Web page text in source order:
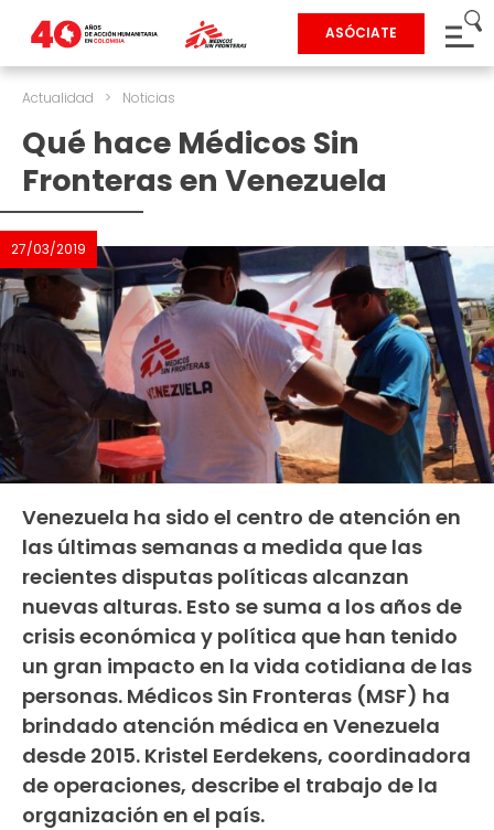
ASÓCIATE
Actualidad > Noticias
Qué hace Médicos Sin
Fronteras en Venezuela
27/03/2019
Venezuela ha sido el centro de atención en
las últimas semanas a medida que las
recientes disputas políticas alcanzan
nuevas alturas. Esto se suma a los años de
crisis económica y política que han tenido
un gran impacto en la vida cotidiana de las
personas. Médicos Sin Fronteras (MSF) ha
brindado atención médica en Venezuela
desde 2015. Kristel Eerdekens, coordinadora
de operaciones, describe el trabajo de la
organización en el país.